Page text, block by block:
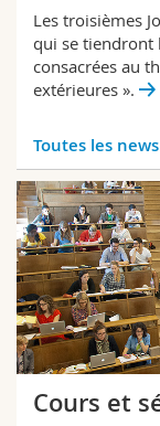
Les troisièmes
qui se tiendront
consacrées au
extérieures ».
Toutes les news
Cours et